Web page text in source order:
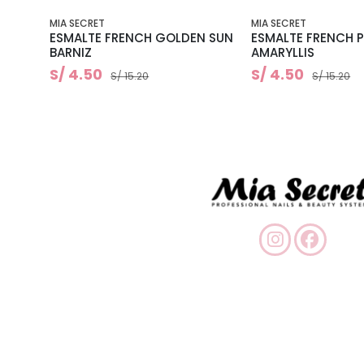
MIA SECRET
ESMALTE FRENCH GOLDEN SUN
BARNIZ
S/ 4.50 S/ 15.20
MIA SECRET
ESMALTE FRENCH
AMARYLLIS
S/ 4.50 S/ 15.20